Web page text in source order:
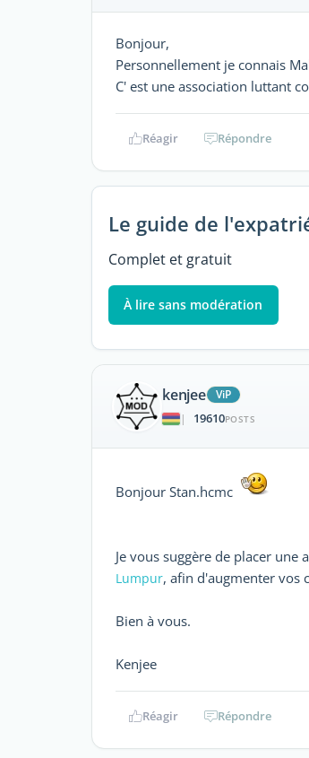
Bonjour,
Personnellement je connais
C' est une association luttant
Réagir Répondre
Le guide de
Complet et gratuit
À lire sans modération
kenjee
ViP
|
19610POSTS
Bonjour Stan.hcmc
Je vous suggère de placer une
Lumpur, afin d'augmenter vos
Bien à vous.
Kenjee
Réagir Répondre